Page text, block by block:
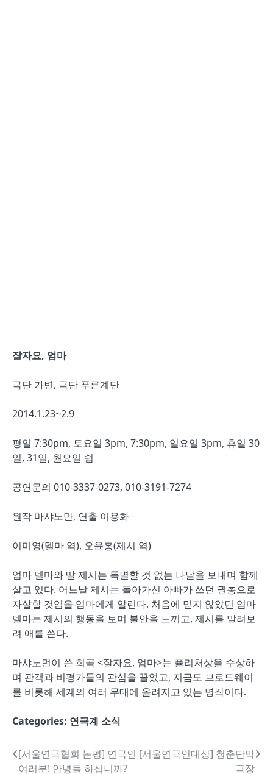
잘자요, 엄마
극단 가변, 극단 푸른계단
2014.1.23~2.9
평일 7:30pm, 토요일 3pm, 7:30pm, 일요일 3pm, 휴일 30
일, 31일, 월요일 쉼
공연문의 010-3337-0273, 010-3191-7274
원작 마샤노만, 연출 이용화
이미영(델마 역), 오윤홍(제시 역)
엄마 델마와 딸 제시는 특별할 것 없는 나날을 보내며 함께
살고 있다. 어느날 제시는 돌아가신 아빠가 쓰던 권총으로
자살할 것임을 엄마에게 알린다. 처음에 믿지 않았던 엄마
델마는 제시의 행동을 보며 불안을 느끼고, 제시를 말려보
려 애를 쓴다.
마샤노먼이 쓴 희곡 <잘자요, 엄마>는 퓰리처상을 수상하
며 관객과 비평가들의 관심을 끌었고, 지금도 브로드웨이
를 비롯해 세계의 여러 무대에 올려지고 있는 명작이다.
Categories: 연극계 소식
글[서울연극협회 논평] 연극인
여러분! 안녕들 하십니까?
[서울연극인대상] 청춘단막
극장